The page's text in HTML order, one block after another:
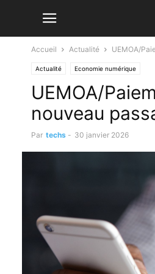
Accueil Actualité UEMOA/
Actualité Economie numérique
UEMOA/
nouveau
Par techs - 30 janvier 2026